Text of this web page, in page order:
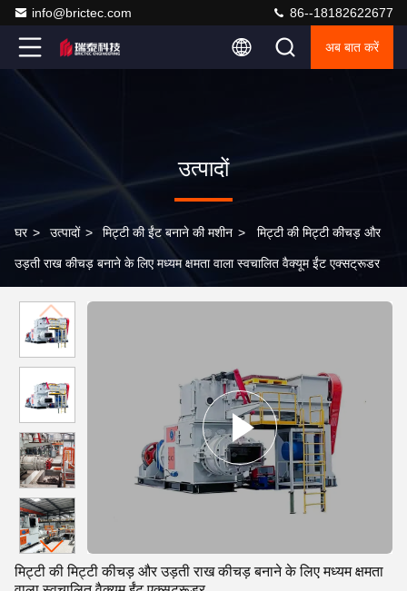
info@brictec.com 86--18182622677
अब बात करें
उत्पादों
घर > उत्पादों > मिट्टी की ईंट बनाने की मशीन > मिट्टी की मिट्टी कीचड़ और
उड़ती राख कीचड़ बनाने के लिए मध्यम क्षमता वाला स्वचालित वैक्यूम ईंट एक्सट्रूडर
मिट्टी की मिट्टी कीचड़ और उड़ती राख कीचड़ बनाने के लिए मध्यम क्षमता